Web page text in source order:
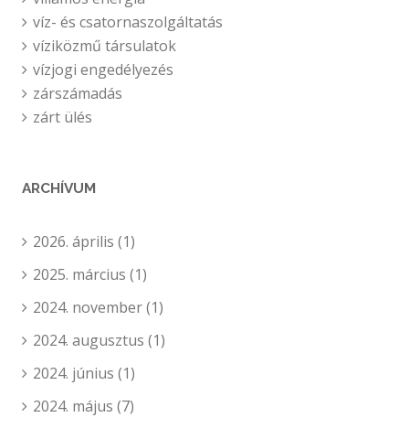
víz- és csatornaszolgáltatás
víziközmű társulatok
vízjogi engedélyezés
zárszámadás
zárt ülés
ARCHÍVUM
2026. április (1)
2025. március (1)
2024. november(1)
2024. augusztus (1)
2024. június (1)
2024. május (7)